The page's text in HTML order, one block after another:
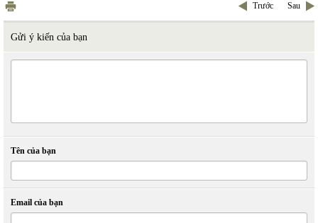
Trước Sau
Gửi ý kiến của bạn
Tên của bạn
Email của bạn